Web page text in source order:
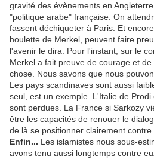
gravité des évènements en
"politique arabe" française. On
fassent déchiqueter à Paris. Et
houlette de Merkel, peuvent faire
l'avenir le dira. Pour l'instant, sur le
Merkel a fait preuve de courage et
chose. Nous savons que nous
Les pays scandinaves sont aussi
seul, est un exemple. L'Italie de
sont perdues. La France si Sarkozy
être les capacités de renouer le
de là se positionner clairement contre
Enfin... Les islamistes nous sous-
avons tenu aussi longtemps contre